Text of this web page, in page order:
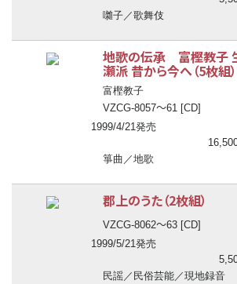
囃子／歌舞伎
地歌の伝承 富樫教子
瀬派 昔から今へ（5枚組）
富樫教子
VZCG-8057〜61 [CD]
1999/4/21発売
箏曲／地歌
郡上のうた（2枚組）
VZCG-8062〜63 [CD]
1999/5/21発売
民謡／民俗芸能／現地録音